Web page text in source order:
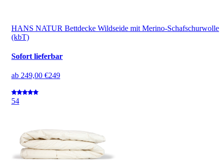
HANS NATUR Bettdecke Wildseide mit Merino-Schafschurwolle
(kbT)
Sofort lieferbar
ab 249,00 €249
54